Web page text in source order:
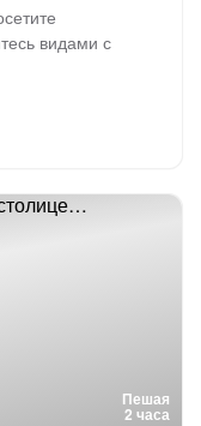
видами с
Пешая
2 часа